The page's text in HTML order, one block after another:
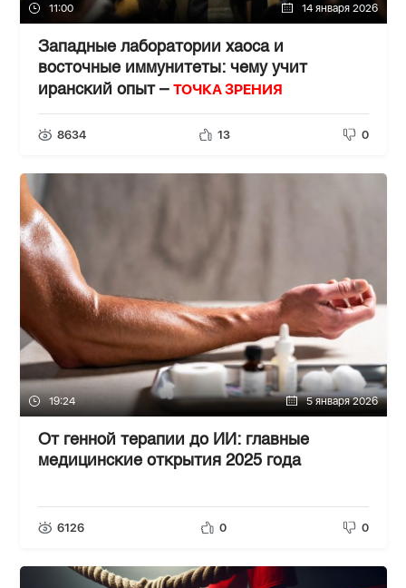
11:00 14 января 2026
Западные лаборатории хаоса и
восточные иммунитеты: чему учит
иранский опыт – ТОЧКА ЗРЕНИЯ
8634 13 0
19:24 5 января 2026
От генной терапии до ИИ: главные
медицинские открытия 2025 года
6126 0 0